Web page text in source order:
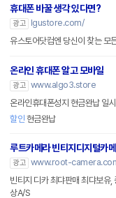
휴대폰 바꿀 생각 있다면?
광고
lgustore.com/
유스토어닷컴엔 당신이 찾는 모
온라인 휴대폰 알고 모바일
광고 www.algo3.store
할인 현금완납
루트카메라 빈티지디지털카
광고 www.root-
빈티지 디카 최댜판매 최댜보유
상A/S